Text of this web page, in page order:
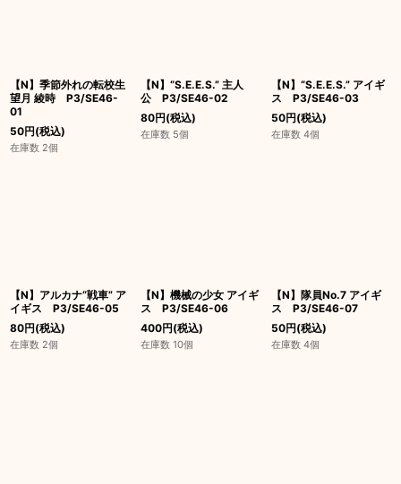
【N】季節外れの転校生
望月 綾時 P3/SE46-
01
50円(税込)
在庫数 2個
【N】“S.E.E.S.” 主人
公 P3/SE46-02
80円(税込)
在庫数 5個
【N】“S.E.E.S.” アイギ
ス P3/SE46-03
50円(税込)
在庫数 4個
【N】アルカナ“戦車” ア
イギス P3/SE46-05
80円(税込)
在庫数 2個
【N】機械の少女 アイギ
ス P3/SE46-06
400円(税込)
在庫数 10個
【N】隊員No.7 アイギ
ス P3/SE46-07
50円(税込)
在庫数 4個